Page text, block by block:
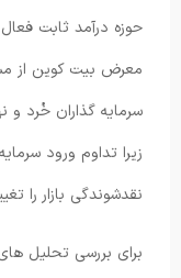
حوزه درآمد ثابت
سرمایه گذاران خُرد و
زیرا تداوم ورود
نقدشوندگی بازار را
برای بررسی تحلیل